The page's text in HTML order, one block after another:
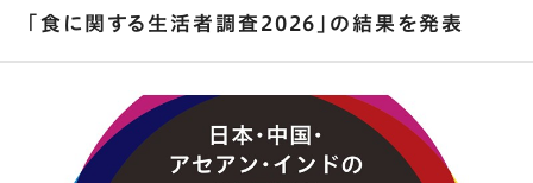
｢食に関する生活者調査2026｣の結果を発表